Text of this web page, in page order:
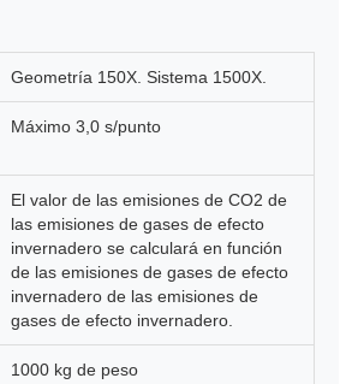
Geometría 150X. Sistema 1500X.
Máximo 3,0 s/punto
El valor de las emisiones de CO2 de
las emisiones de gases de efecto
invernadero se calculará en función
de las emisiones de gases de efecto
invernadero de las emisiones de
gases de efecto invernadero.
1000 kg de peso